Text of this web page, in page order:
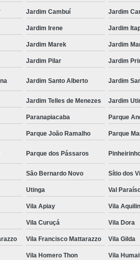
Jardim Cambuí Jardim
Jardim Irene Jardim
Jardim Marek Jardim
Jardim Pilar Jardim
Jardim Santo Alberto Jardim
Jardim Telles de Menezes Jardim
Paranapiacaba Parque
Parque João Ramalho Parque
Parque dos Pássaros
São Bernardo Novo Sítio dos
Utinga Val
Vila Apiay Vila
Vila Curuçá Vila Dora
Vila Francisco Mattarazzo Vila Gilda
Vila Homero Thon Vila